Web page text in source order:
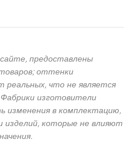
предоставлены
оттенки
что не является
изготовители
изменения в комплектацию,
которые не влияют